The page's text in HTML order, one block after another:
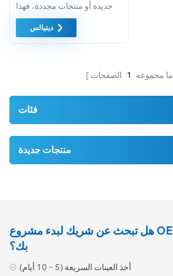
جديدة أو منتجات مجددة، فهذا
أمر شامل الضمان كمعيار. نحن
فقط نشتري معدات السوق
ديتيالس
ما مجموعه 1 الصفحات
فئات
منتجات جديدة
هل تبحث عن شريك لبدء مشروع OEM/ODM الخاص
بك؟
أخذ العينات السريعة (5 ~ 10 أيام)